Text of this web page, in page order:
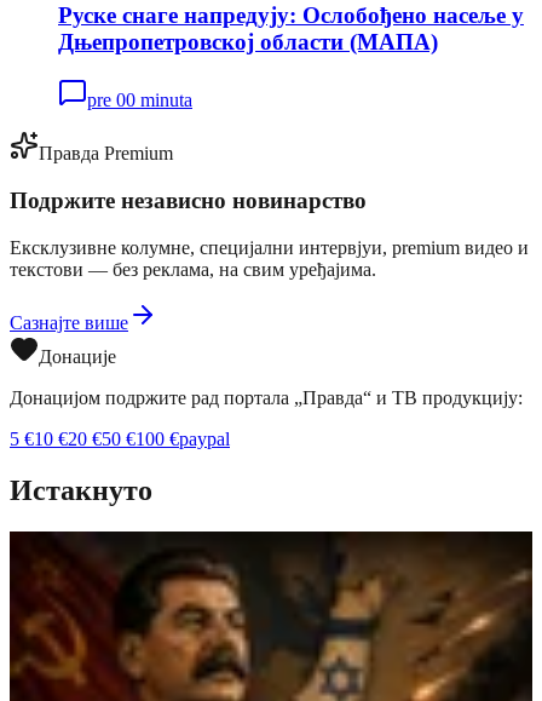
Руске снаге напредују: Ослобођено насеље у
Дњепропетровској области (МАПА)
pre 00 minuta
Правда Premium
Подржите независно новинарство
Ексклузивне колумне, специјални интервјуи, premium видео и
текстови — без реклама, на свим уређајима.
Сазнајте више
Донације
Донацијом подржите рад портала „Правда“ и ТВ продукцију:
5 €10 €20 €50 €100 €paypal
Истакнуто